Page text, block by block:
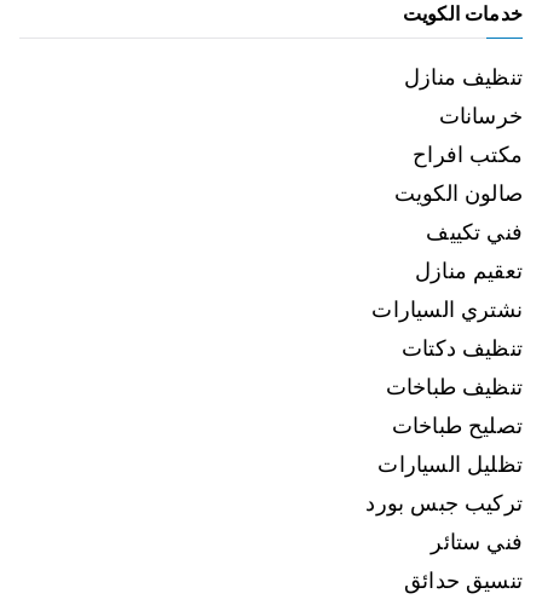
خدمات الكويت
تنظيف منازل
خرسانات
مكتب افراح
صالون الكويت
فني تكييف
تعقيم منازل
نشتري السيارات
تنظيف دكتات
تنظيف طباخات
تصليح طباخات
تظليل السيارات
تركيب جبس بورد
فني ستائر
تنسيق حدائق